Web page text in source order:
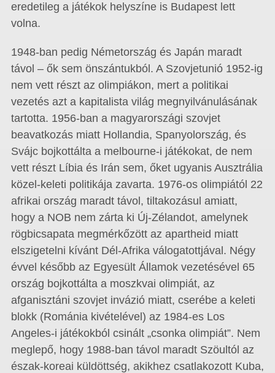
eredetileg a játékok helyszíne is Budapest lett
volna.
1948-ban pedig Németország és Japán maradt
távol – ők sem önszántukból. A Szovjetunió 1952-ig
nem vett részt az olimpiákon, mert a politikai
vezetés azt a kapitalista világ megnyilvánulásának
tartotta. 1956-ban a magyarországi szovjet
beavatkozás miatt Hollandia, Spanyol­or­szág, és
Svájc bojkottálta a melbourne-i játékokat, de nem
vett részt Líbia és Irán sem, őket ugyanis Ausztrália
közel-keleti politikája zavarta. 1976-os olimpiától 22
afrikai ország maradt távol, tiltakozásul amiatt,
hogy a NOB nem zárta ki Új-Zé­landot, amelynek
rögbicsapata megmérkőzött az apartheid miatt
elszigetelni kívánt Dél-Afrika válogatottjával. Négy
évvel később az Egyesült Államok vezetésével 65
ország bojkottálta a moszkvai olimpiát, az
afganisztáni szovjet invázió miatt, cserébe a keleti
blokk (Románia kivételével) az 1984-es Los
Angeles-i játékokból csinált „csonka olimpiát”. Nem
meglepő, hogy 1988-ban távol maradt Szöultól az
észak-koreai küldöttség, akikhez csatlakozott Kuba,